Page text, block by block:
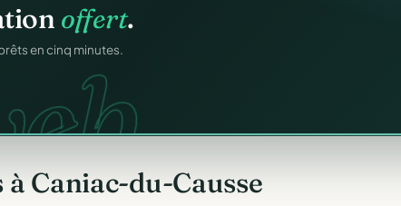
membres.
— fini les
offert.
en cinq minutes.
Caniac-du-Causse